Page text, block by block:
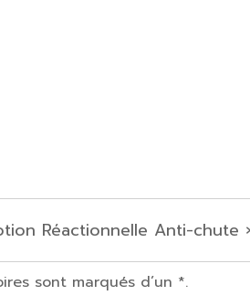
Réactionnelle Anti-chute
sont marqués d’un *.